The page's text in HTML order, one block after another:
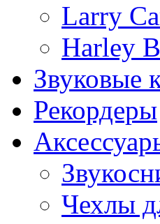
Larry
Harley
Звуковые
Рекордеры
Чехлы